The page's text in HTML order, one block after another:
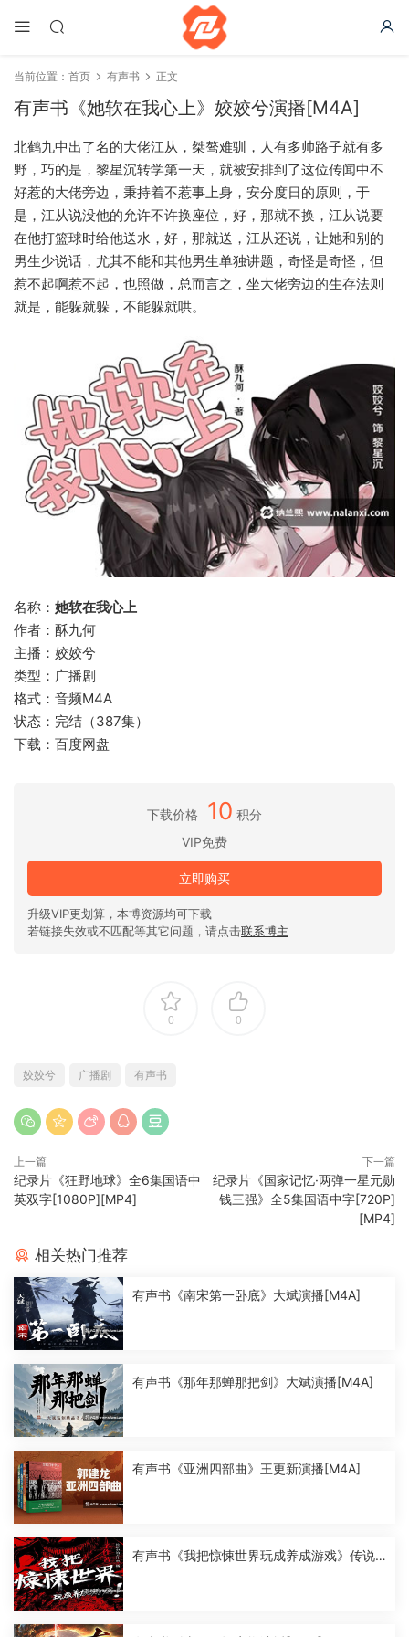
当前位置： 首页 有声书 正文
有声书《她软在我心上》姣姣兮演播[M4A]
北鹤九中出了名的大佬江从，桀骜难驯，人有多帅路子就有多
野，巧的是，黎星沉转学第一天，就被安排到了这位传闻中不
好惹的大佬旁边，秉持着不惹事上身，安分度日的原则，于
是，江从说没他的允许不许换座位，好，那就不换，江从说要
在他打篮球时给他送水，好，那就送，江从还说，让她和别的
男生少说话，尤其不能和其他男生单独讲题，奇怪是奇怪，但
惹不起啊惹不起，也照做，总而言之，坐大佬旁边的生存法则
就是，能躲就躲，不能躲就哄。
名称： 她软在我心上
作者：酥九何
主播：姣姣兮
类型：广播剧
格式：音频M4A
状态：完结（387集）
下载：百度网盘
下载价格 10 积分
VIP免费
立即购买
升级VIP更划算，本博资源均可下载
若链接失效或不匹配等其它问题，请点击联系博主
0 0
姣姣兮 广播剧 有声书
上一篇
纪录片《狂野地球》全6集国语中
英双字[1080P][MP4]
下一篇
纪录片《国家记忆·两弹一星元勋
钱三强》全5集国语中字[720P]
[MP4]
相关热门推荐
有声书《南宋第一卧底》大斌演播[M4A]
有声书《那年那蝉那把剑》大斌演播[M4A]
有声书《亚洲四部曲》王更新演播[M4A]
有声书《我把惊悚世界玩成养成游戏》传说